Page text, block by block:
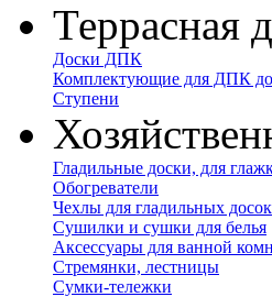
Террасная
Доски ДПК
Комплектующие для ДПК
Ступени
Гладильные доски, для
Обогреватели
Чехлы для гладильных досок
Сушилки и сушки для белья
Аксессуары для ванной
Стремянки, лестницы
Сумки-тележки